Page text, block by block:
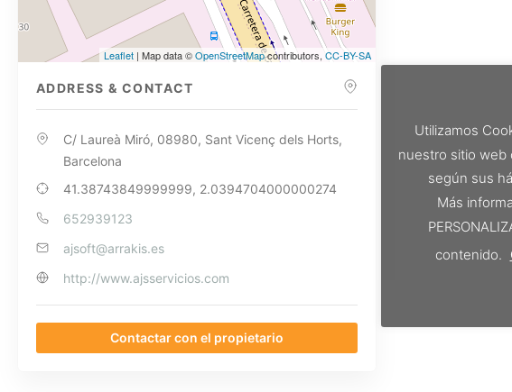
Leaflet | Map data ©OpenStreetMapcontributors,CC-BY-SA
ADDRESS & CONTACT
C/ Laureà Miró, 08980, Sant Vicenç dels Horts,
Barcelona
41.38743849999999, 2.0394704000000274
652939123
ajsoft@arrakis.es
http://www.ajsservicios.com
Contactar con el propietario
Utilizamos
nuestro sitio web
según sus
Más
contenido.